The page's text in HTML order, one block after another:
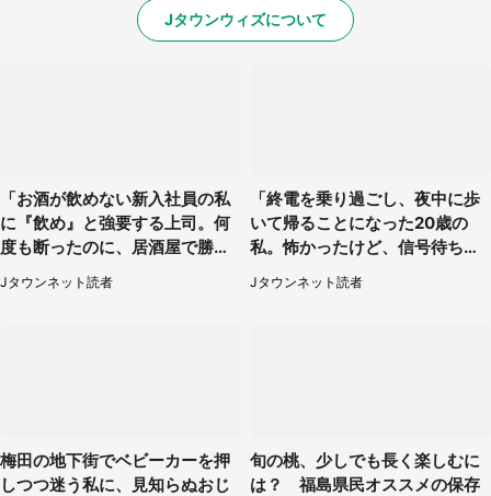
Jタウンウィズについて
「お酒が飲めない新入社員の私
に『飲め』と強要する上司。何
度も断ったのに、居酒屋で勝手
に...」（愛知県・40代女性）
Jタウンネット読者
「終電を乗り過ごし、夜中に歩
いて帰ることになった20歳の
私。怖かったけど、信号待ちの
車に道を尋ねたら...」（埼玉
県・60代女性）
Jタウンネット読者
梅田の地下街でベビーカーを押
しつつ迷う私に、見知らぬおじ
旬の桃、少しでも長く楽しむに
は？ 福島県民オススメの保存